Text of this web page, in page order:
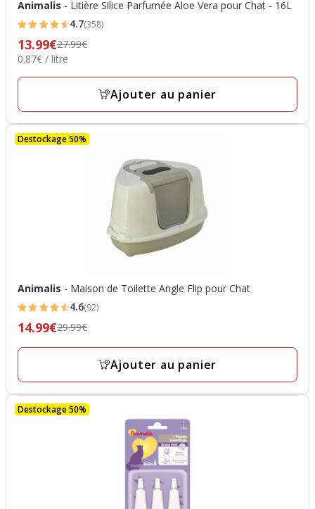
Animalis - Litière Silice Parfumée Aloe Vera pour Chat - 16L
4.7
étoiles
avec
358
4.7(358)
Prix
précédent
27.99€,
final
13.99€
13.99€27.99€
0.87€
Litre
0.87€ / litre
Ajouter au panier
Destockage 50%
Animalis - Maison de Toilette Angle Flip pour Chat
4.6
étoiles
avec
avis
4.6(92)
Prix
prix
final
14.99€
14.99€29.99€
Ajouter au panier
Destockage 50%